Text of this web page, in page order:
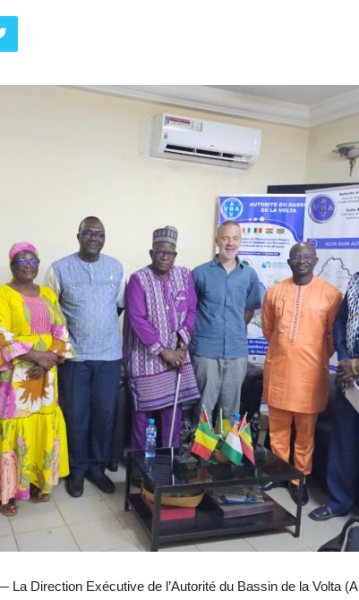
La Direction Exécutive de l’Autorité du Bassin de la Volta